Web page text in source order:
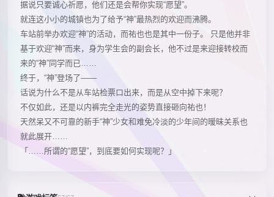
据说只要诚心祈愿，他们还是会帮你实现“愿望”。
就连这小小的城镇也为了给予“神”最热烈的欢迎而沸腾。
车站前举办欢迎“神”的活动，而祐也也是其中一份子。 只是他并非
基于欢迎“神”而来，身为学生会的副会长，他不过是来迎接转校而
来的“神”同学而已……
终于，“神”登场了——
话说为什么不是从车站检票口出来，而是从空中掉下来呢？
不仅如此，还是以内裤完全走光的姿势直接砸向祐也！
天然呆又不可靠的新手“神”少女和难免冷淡的少年间的暧昧关系也
就此展开……
「……所谓的“愿望”，到底要如何实现呢？」